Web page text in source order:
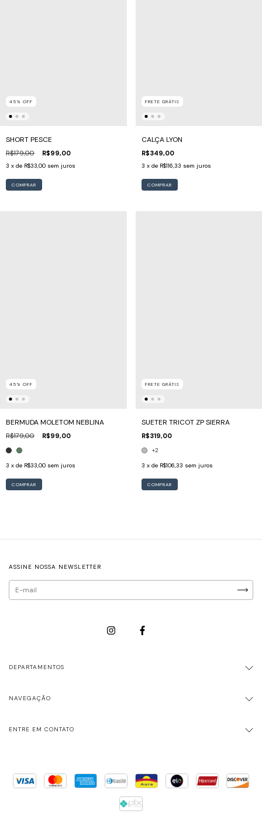
45 % OFF
SHORT PESCE
R$179,00 R$99,00
3 x de R$33,00 sem juros
COMPRAR
FRETE GRÁTIS
CALÇA LYON
R$349,00
3 x de R$116,33 sem juros
COMPRAR
45 % OFF
BERMUDA MOLETOM NEBLINA
R$179,00 R$99,00
3 x de R$33,00 sem juros
COMPRAR
FRETE GRÁTIS
SUETER TRICOT ZP SIERRA
R$319,00
+2
3 x de R$106,33 sem juros
COMPRAR
ASSINE NOSSA NEWSLETTER
DEPARTAMENTOS
NAVEGAÇÃO
ENTRE EM CONTATO